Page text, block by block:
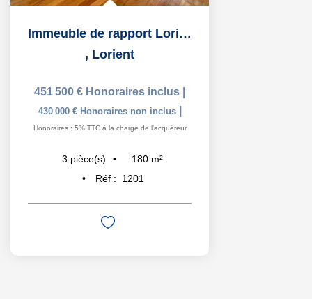
Immeuble de rapport Lorient
, Lorient
451 500 € Honoraires inclus
430 000 € Honoraires non inclus
Honoraires : 5% TTC à la charge de l'acquéreur
3 pièce(s) 180 m²
Réf :
1201